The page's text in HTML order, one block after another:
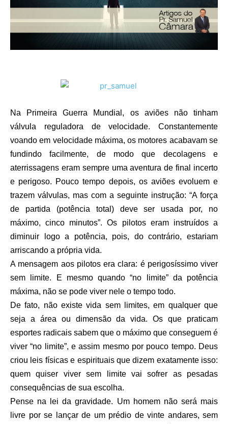
Na Primeira Guerra Mundial, os aviões não tinham
válvula reguladora de velocidade. Constantemente
voando em velocidade máxima, os motores acabavam se
fundindo facilmente, de modo que decolagens e
aterrissagens eram sempre uma aventura de final incerto
e perigoso. Pouco tempo depois, os aviões evoluem e
trazem válvulas, mas com a seguinte instrução: “A força
de partida (potência total) deve ser usada por, no
máximo, cinco minutos”. Os pilotos eram instruídos a
diminuir logo a potência, pois, do contrário, estariam
arriscando a própria vida.
A mensagem aos pilotos era clara: é perigosíssimo viver
sem limite. E mesmo quando “no limite” da potência
máxima, não se pode viver nele o tempo todo.
De fato, não existe vida sem limites, em qualquer que
seja a área ou dimensão da vida. Os que praticam
esportes radicais sabem que o máximo que conseguem é
viver “no limite”, e assim mesmo por pouco tempo. Deus
criou leis físicas e espirituais que dizem exatamente isso:
quem quiser viver sem limite vai sofrer as pesadas
consequências de sua escolha.
Pense na lei da gravidade. Um homem não será mais
livre por se lançar de um prédio de vinte andares, sem